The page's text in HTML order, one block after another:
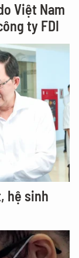
Việt Nam
ty FDI
hệ sinh